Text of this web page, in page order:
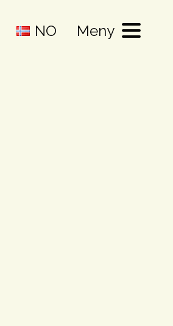
NO Meny